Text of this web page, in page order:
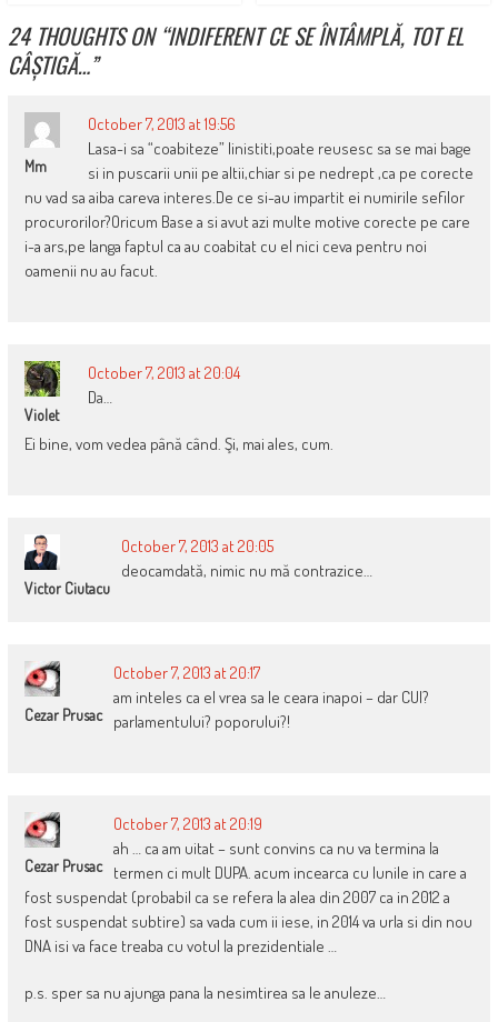
24 THOUGHTS ON “INDIFERENT CE SE ÎNTÂMPLĂ, TOT EL
CÂȘTIGĂ…”
Mm
October 7, 2013 at 19:56
Lasa-i sa “coabiteze” linistiti,poate reusesc sa se mai bage
si in puscarii unii pe altii,chiar si pe nedrept ,ca pe corecte
nu vad sa aiba careva interes.De ce si-au impartit ei numirile sefilor
procurorilor?Oricum Base a si avut azi multe motive corecte pe care
i-a ars,pe langa faptul ca au coabitat cu el nici ceva pentru noi
oamenii nu au facut.
Violet
October 7, 2013 at 20:04
Da…
Ei bine, vom vedea până când. Şi, mai ales, cum.
Victor Ciutacu
October 7, 2013 at 20:05
deocamdată, nimic nu mă contrazice…
Cezar Prusac
October 7, 2013 at 20:17
am inteles ca el vrea sa le ceara inapoi – dar CUI?
parlamentului? poporului?!
Cezar Prusac
October 7, 2013 at 20:19
ah … ca am uitat – sunt convins ca nu va termina la
termen ci mult DUPA. acum incearca cu lunile in care a
fost suspendat (probabil ca se refera la alea din 2007 ca in 2012 a
fost suspendat subtire) sa vada cum ii iese, in 2014 va urla si din nou
DNA isi va face treaba cu votul la prezidentiale …
p.s. sper sa nu ajunga pana la nesimtirea sa le anuleze…